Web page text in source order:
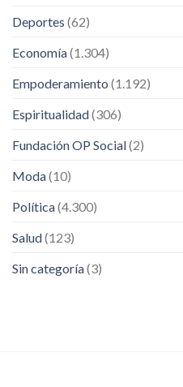
Deportes (62)
Economía(1.304)
Empoderamiento (1.192)
Espiritualidad(306)
Fundación OP Social(2)
Moda(10)
Política(4.300)
Salud(123)
Sin categoría(3)